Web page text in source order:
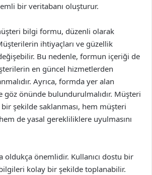
bir veritabanı oluşturur.
bilgi formu, düzenli olarak
ihtiyaçları ve güzellik
Bu nedenle, formun içeriği de
en güncel hizmetlerden
Ayrıca, formda yer alan
önünde bulundurulmalıdır. Müşteri
şekilde saklanması, hem müşteri
de yasal gerekliliklere uyulmasını
oldukça önemlidir. Kullanıcı dostu bir
kolay bir şekilde toplanabilir.